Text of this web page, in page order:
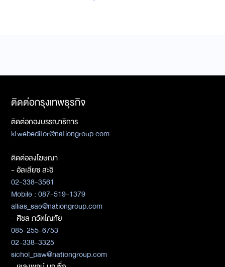
ติดต่อกรุงเทพธุรกิจ
ติดต่อกองบรรณาธิการ
ktwebeditor@nationgroup.com
ติดต่อลงโฆษณา
- อัลเลียซ สะอิ
02-338-3561
Mobile : 087-519-1379
allias_sae@nationgroup.com
- ศิชล ภวัตโณทัย
085-255-6753
02-338-3325
sichol_paw@nationgroup.com